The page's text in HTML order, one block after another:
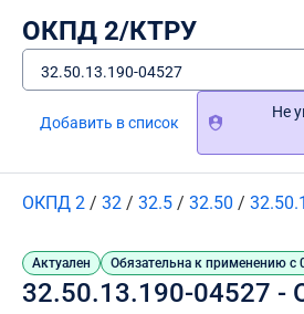
ОКПД 2/КТРУ
32.50.13.190-04527
Добавить в список
Не
ОКПД 2 / 32 / 32.5 / 32.50 / 32.50.1
Актуален Обязательна к применению с
32.50.13.190-04527 -